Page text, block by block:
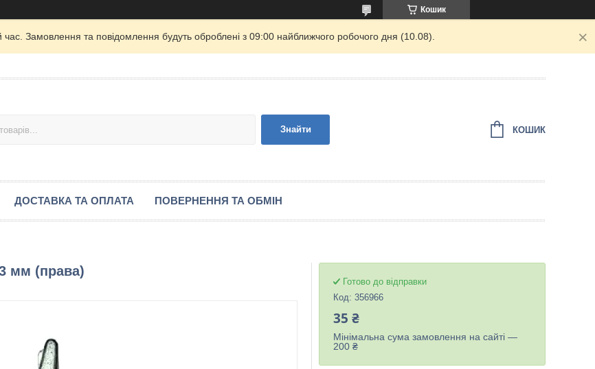
Кошик
час. Замовлення та повідомлення будуть оброблені з 09:00 найближчого робочого дня (10.08).
Знайти КОШИК
ДОСТАВКА ТА ОПЛАТА ПОВЕРНЕННЯ ТА ОБМІН
мм (права)
Готово до відправки
Код: 356966
35 ₴
Мінімальна сума замовлення на сайті —
200 ₴